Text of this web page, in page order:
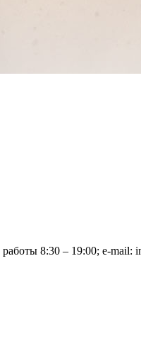
8:30 – 19:00; e-mail: